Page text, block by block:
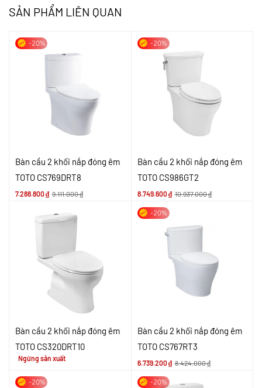
SẢN PHẨM LIÊN QUAN
-20%
Bàn cầu 2 khối nắp đóng êm
TOTO CS769DRT8
7.288.800₫ 9.111.000₫
-20%
Bàn cầu 2 khối nắp đóng êm
TOTO CS986GT2
8.749.600₫ 10.937.000₫
Bàn cầu 2 khối nắp đóng êm
TOTO CS320DRT10
Ngừng sản xuất
-20%
Bàn cầu 2 khối nắp đóng êm
TOTO CS767RT3
6.739.200₫ 8.424.000₫
-20% -20%